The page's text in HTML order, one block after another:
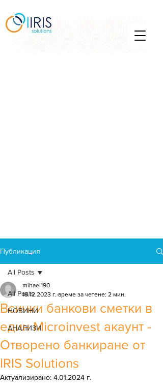
Публикация
All Posts
НОВИНИ
АНАЛИЗИ
All Posts
Всички банкови сметки в
един Microinvest акаунт -
Отворено банкиране от
IRIS Solutions
mihael190
18.12.2023 г. време за четене: 2 мин.
Актуализирано: 4.01.2024 г.